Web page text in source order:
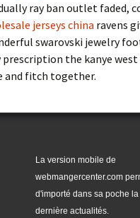
ray ban outlet faded,
jerseys china ravens
swarovski jewelry
the kanye
fitch together.
La version mobile de
webmangercenter.com
d'importé dans sa poche la
dernière actualités.